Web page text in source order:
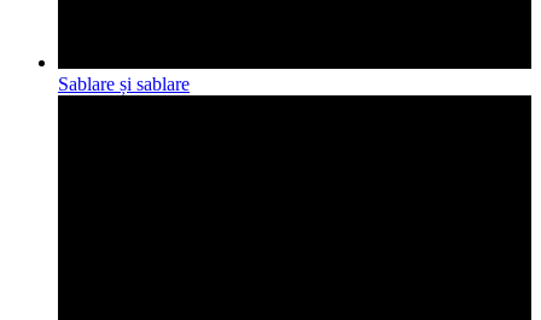
Sablare și sablare